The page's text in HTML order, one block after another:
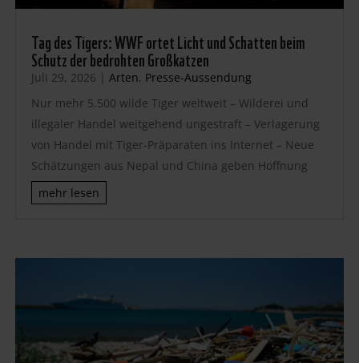
Tag des Tigers: WWF ortet Licht und Schatten beim
Schutz der bedrohten Großkatzen
Juli 29, 2026 | Arten, Presse-Aussendung
Nur mehr 5.500 wilde Tiger weltweit – Wilderei und
illegaler Handel weitgehend ungestraft – Verlagerung
von Handel mit Tiger-Präparaten ins Internet – Neue
Schätzungen aus Nepal und China geben Hoffnung
mehr lesen